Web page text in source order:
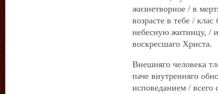
жизнетворное / в
возрасте в тебе /
небесную житницу, /
воскресшаго Христа.
Внешняго человека
паче внутренняго
исповеданием / всего